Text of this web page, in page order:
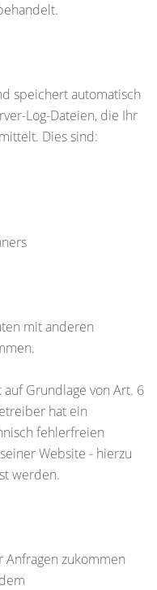
speichert automatisch
Log-Dateien, die Ihr
Dies sind:
mit anderen
Grundlage von Art. 6
hat ein
fehlerfreien
Website - hierzu
werden.
Anfragen zukommen